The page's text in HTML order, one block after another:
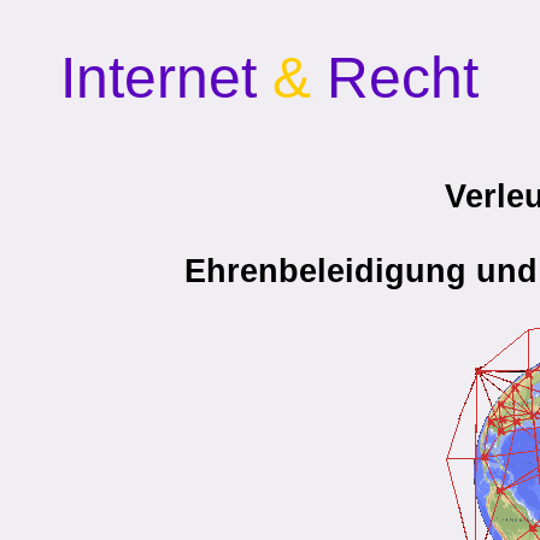
Internet & Recht
Ehrenbeleidigung